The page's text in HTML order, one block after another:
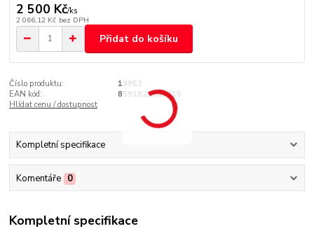
2 500 Kč/ks
2 066,12 Kč bez DPH
Přidat do košíku
Číslo produktu:
13952
EAN kód:
8591825086215
Hlídat cenu / dostupnost
Kompletní specifikace
Komentáře 0
Kompletní specifikace